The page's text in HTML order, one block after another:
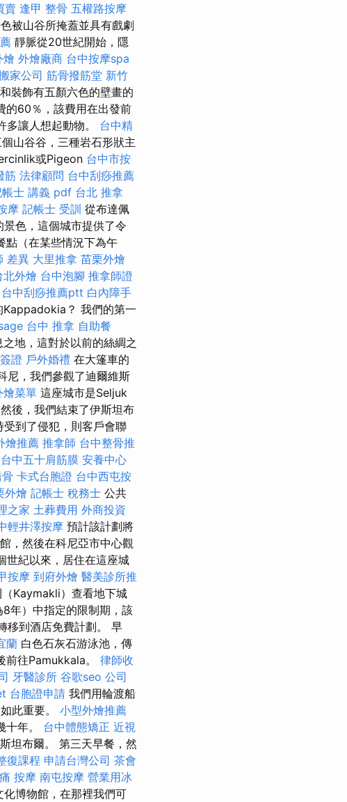
賣 逢甲 整骨 五權路按摩
被山谷所掩蓋並具有戲劇
靜脈從20世紀開始，隱
燴 外燴廠商 台中按摩spa
家公司 筋骨撥筋堂 新竹
裝飾有五顏六色的壁畫的
的60％，該費用在出發前
讓人想起動物。 台中精
山谷谷，三種岩石形狀主
或Pigeon 台中市按
筋 法律顧問 台中刮痧推薦
帳士 講義 pdf 台北 推拿
摩 記帳士 受訓 從布達佩
色，這個城市提供了令
點（在某些情況下為午
差異 大里推拿 苗栗外燴
北外燴 台中泡腳 推拿師證
台中刮痧推薦ptt 白內障手
Kappadokia？ 我們的第一
台中 推拿 自助餐
地，這對於以前的絲綢之
證 戶外婚禮 在大篷車的
尼，我們參觀了迪爾維斯
燴菜單 這座城市是Seljuk
後，我們結束了伊斯坦布
到了侵犯，則客戶會聯
燴推薦 推拿師 台中整骨推
台中五十肩筋膜 安養中心
卡式台胞證 台中西屯按
外燴 記帳士 稅務士 公共
之家 土葬費用 外商投資
輕井澤按摩 預計該計劃將
，然後在科尼亞市中心觀
世紀以來，居住在這座城
按摩 到府外燴 醫美診所推
Kaymakli）查看地下城
年）中指定的限制期，該
移到酒店免費計劃。 早
蘭 白色石灰石游泳池，傳
前往Pamukkala。 律師收
牙醫診所 谷歌seo 公司
台胞證申請 我們用輪渡船
此重要。 小型外燴推薦
十年。 台中體態矯正 近視
坦布爾。 第三天早餐，然
復課程 申請台灣公司 茶會
按摩 南屯按摩 營業用冰
博物館，在那裡我們可